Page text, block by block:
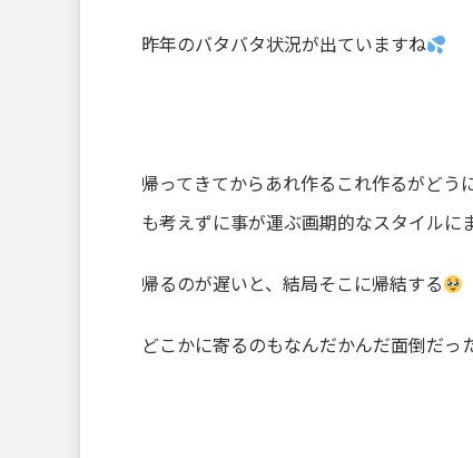
昨年のバタバタ状況が出ていますね
帰ってきてからあれ作るこれ作るがどう
も考えずに事が運ぶ画期的なスタイルに
帰るのが遅いと、結局そこに帰結する
どこかに寄るのもなんだかんだ面倒だっ